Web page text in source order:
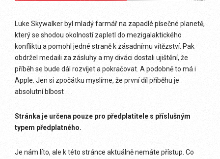
Luke Skywalker byl mladý farmář na zapadlé písečné planetě,
který se shodou okolností zapletl do mezigalaktického
konfliktu a pomohl jedné straně k zásadnímu vítězství. Pak
obdržel medaili za zásluhy a my diváci dostali ujištění, že
příběh se bude dál rozvíjet a pokračovat. A podobně to má i
Apple. Jen si zpočátku myslíme, že první díl příběhu je
absolutní blbost . . .
Stránka je určena pouze pro předplatitele s příslušným
typem předplatného.
Je nám líto, ale k této stránce aktuálně nemáte přístup. Co